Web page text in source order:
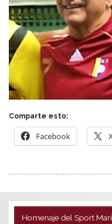
Comparte esto:
Facebook
Homenaje del Sport